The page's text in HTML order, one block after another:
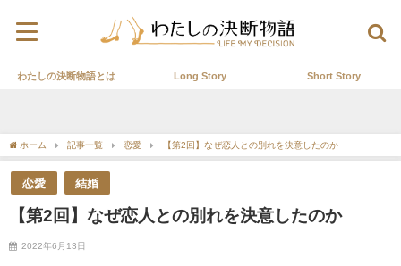
わたしの決断物語とは Long Story Short Story
ホーム 記事一覧 恋愛 【第2回】なぜ恋人との別れを決意したのか
恋愛 結婚
【第2回】なぜ恋人との別れを決意したのか
2022年6月13日